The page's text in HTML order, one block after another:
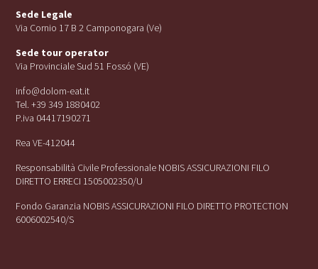
Sede Legale
Via Cornio 17 B 2 Camponogara (Ve)
Sede tour operator
Via Provinciale Sud 51 Fossó (VE)
info@dolom-eat.it
Tel. +39 349 1880402
P.iva 04417190271
Rea VE-412044
Responsabilità Civile Professionale NOBIS ASSICURAZIONI FILO
DIRETTO ERRECI 1505002350/U
Fondo Garanzia NOBIS ASSICURAZIONI FILO DIRETTO PROTECTION
6006002540/S